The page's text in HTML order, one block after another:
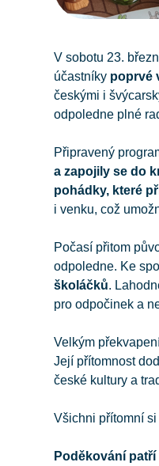
V sobotu 23.
účastníky poprvé
českými i
odpoledne plné
Připravený
a zapojily se do
pohádky, které
i venku, což
Počasí přitom
odpoledne. Ke
školáčků.
pro odpočinek a
Velkým
Její přítomnost
české kultury a
Všichni přítomní
Poděkování